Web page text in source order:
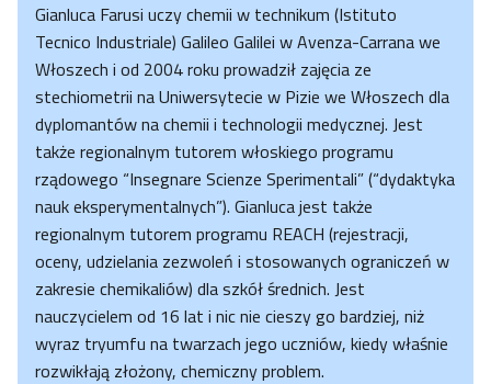
Gianluca Farusi uczy chemii w technikum (Istituto
Tecnico Industriale) Galileo Galilei w Avenza-Carrana we
Włoszech i od 2004 roku prowadził zajęcia ze
stechiometrii na Uniwersytecie w Pizie we Włoszech dla
dyplomantów na chemii i technologii medycznej. Jest
także regionalnym tutorem włoskiego programu
rządowego “Insegnare Scienze Sperimentali” (“dydaktyka
nauk eksperymentalnych”). Gianluca jest także
regionalnym tutorem programu REACH (rejestracji,
oceny, udzielania zezwoleń i stosowanych ograniczeń w
zakresie chemikaliów) dla szkół średnich. Jest
nauczycielem od 16 lat i nic nie cieszy go bardziej, niż
wyraz tryumfu na twarzach jego uczniów, kiedy właśnie
rozwikłają złożony, chemiczny problem.